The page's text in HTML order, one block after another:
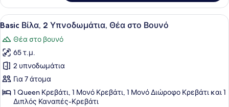
Βίλα,
Θέα
στο
Προβολή
όλων
των
φωτογραφιών
για
Basic
Βίλα,
Ένα υπνοδωμάτιο με ένα κρεβάτι,
9
Basic Βίλα, 2 Υπνοδωμάτια, Θέα στο Βουνό
Θέα στο βουνό
65 τ.μ.
2 υπνοδωμάτια
Για 7 άτομα
1 Queen Κρεβάτι, 1 Μονό Κρεβάτι, 1 Μονό Διώροφο Κρεβάτι και 1
Διπλός Καναπές-Κρεβάτι